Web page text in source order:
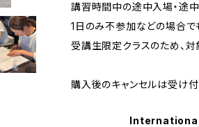
講習時間中の途中入場・途
1日のみ不参加などの場合で
受講生限定クラスのため、
購入後のキャンセルは受け付